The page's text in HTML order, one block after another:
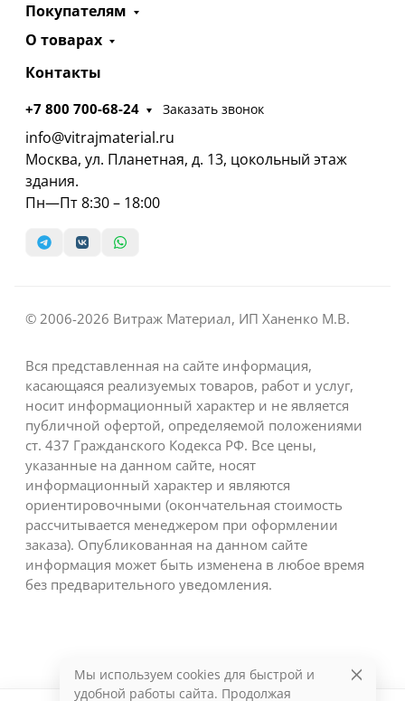
Покупателям
О товарах
Контакты
+7 800 700-68-24 Заказать звонок
info@vitrajmaterial.ru
Москва, ул. Планетная, д. 13, цокольный этаж
здания.
Пн—Пт 8:30 – 18:00
© 2006-2026 Витраж Материал, ИП Ханенко М.В.
Вся представленная на сайте информация,
касающаяся реализуемых товаров, работ и услуг,
носит информационный характер и не является
публичной офертой, определяемой положениями
ст. 437 Гражданского Кодекса РФ. Все цены,
указанные на данном сайте, носят
информационный характер и являются
ориентировочными (окончательная стоимость
рассчитывается менеджером при оформлении
заказа). Опубликованная на данном сайте
информация может быть изменена в любое время
без предварительного уведомления.
Мы используем cookies для быстрой и
удобной работы сайта. Продолжая